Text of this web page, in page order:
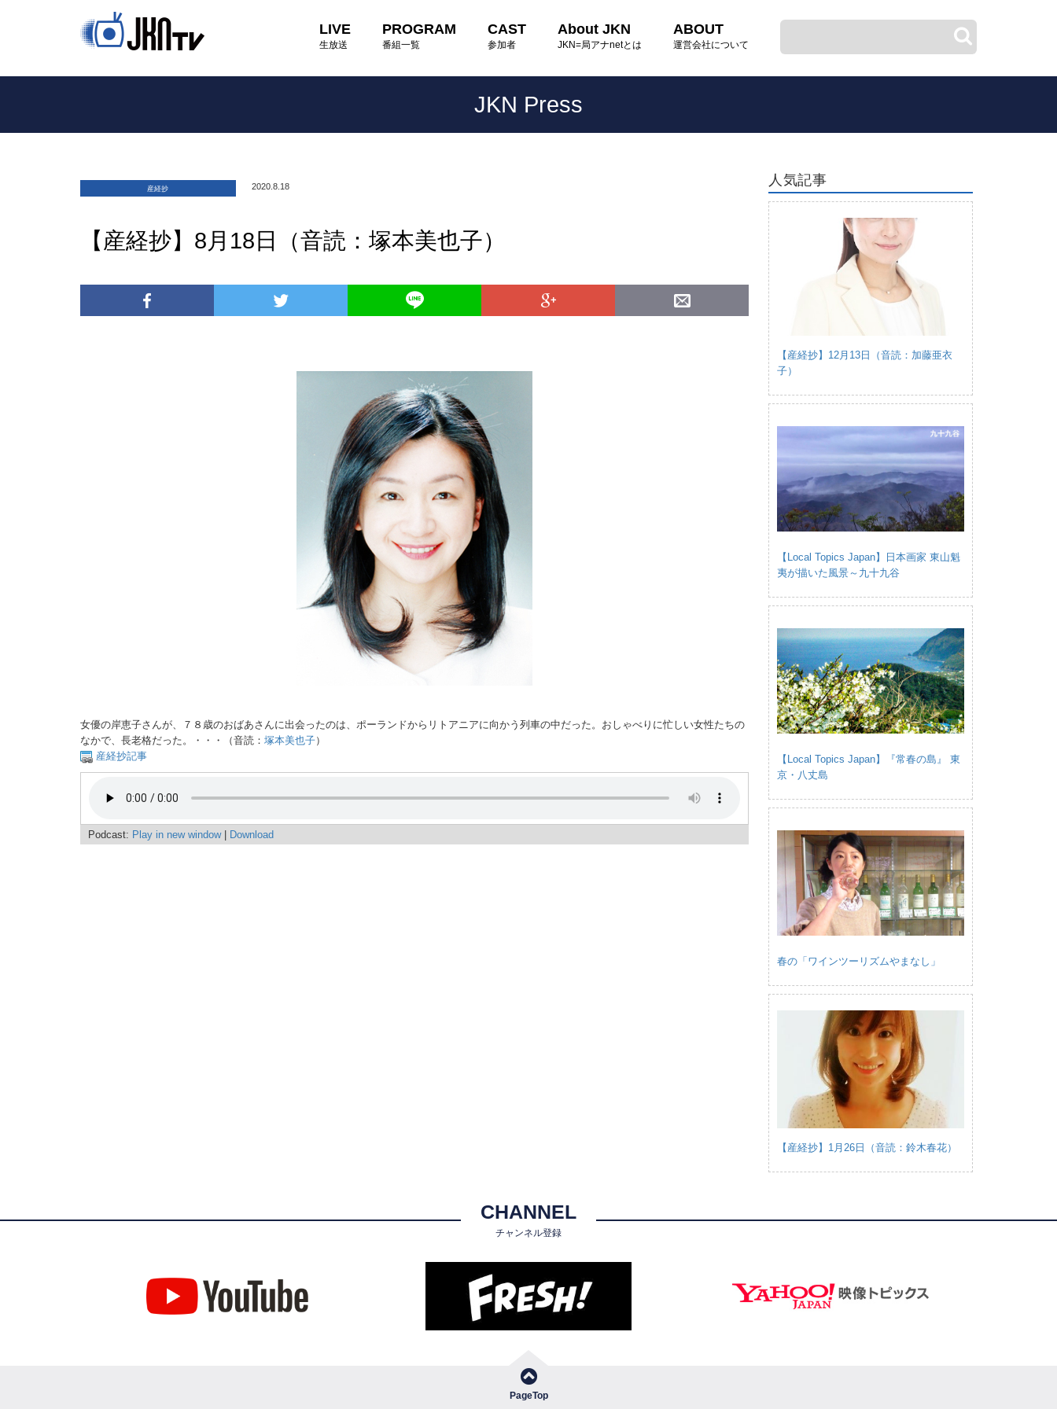
LIVE
生放送
PROGRAM
番組一覧
CAST
参加者
About JKN
JKN=局アナnetとは
ABOUT
運営会社について
JKN Press
産経抄 2020.8.18
【産経抄】8月18日（音読：塚本美也子）
女優の岸恵子さんが、７８歳のおばあさんに出会ったのは、ポーランドからリトアニアに向かう列車の中だった。おしゃべりに忙しい女性たちの
なかで、長老格だった。・・・（音読： 塚本美也子）
産経抄記事
Podcast: Play in new window| Download
人気記事
【産経抄】12月13日（音読：加藤亜衣
子）
【Local Topics Japan】日本画家 東山魁
夷が描いた風景～九十九谷
【Local Topics Japan】『常春の島』 東
京・八丈島
春の「ワインツーリズムやまなし」
【産経抄】1月26日（音読：鈴木春花）
CHANNEL
チャンネル登録
PageTop